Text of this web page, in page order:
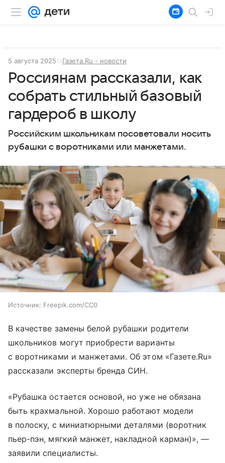
5 августа 2025 Газета.Ru - новости
Россиянам рассказали, как
собрать стильный базовый
гардероб в школу
Российским школьникам посоветовали носить
рубашки с воротниками или манжетами.
Источник: Freepik.com/CC0
В качестве замены белой рубашки родители
школьников могут приобрести варианты
с воротниками и манжетами. Об этом «Газете.Ru»
рассказали эксперты бренда СИН.
«Рубашка остается основой, но уже не обязана
быть крахмальной. Хорошо работают модели
в полоску, с миниатюрными деталями (воротник
пьер-пэн, мягкий манжет, накладной карман)», —
заявили специалисты.